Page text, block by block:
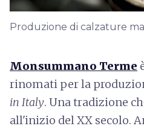
Produzione di calzature
Monsummano Terme
rinomati per la
in Italy. Una tradizione
all'inizio del XX secolo.